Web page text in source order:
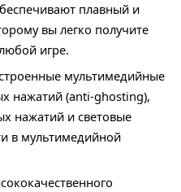
плавный и
вы легко получите
игре.
мультимедийные
нажатий (anti-ghosting),
нажатий и световые
в мультимедийной